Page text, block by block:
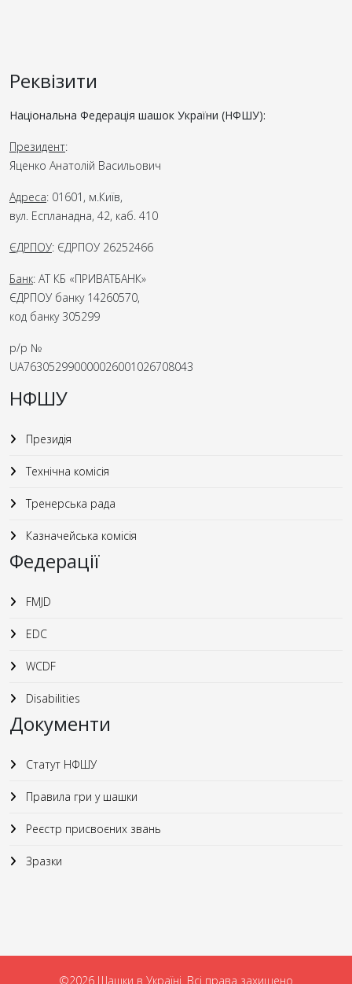
Реквізити
Національна Федерація шашок України (НФШУ):
Президент:
Яценко Анатолій Васильович
Адреса: 01601, м.Київ,
вул. Еспланадна, 42, каб. 410
ЄДРПОУ: ЄДРПОУ 26252466
Банк: АТ КБ «ПРИВАТБАНК»
ЄДРПОУ банку 14260570,
код банку 305299
р/р №
UA763052990000026001026708043
НФШУ
Президія
Технічна комісія
Тренерська рада
Казначейська комісія
Федерації
FMJD
EDC
WCDF
Disabilities
Документи
Статут НФШУ
Правила гри у шашки
Реєстр присвоєних звань
Зразки
©2026 Шашки в Україні. Всі права захищено